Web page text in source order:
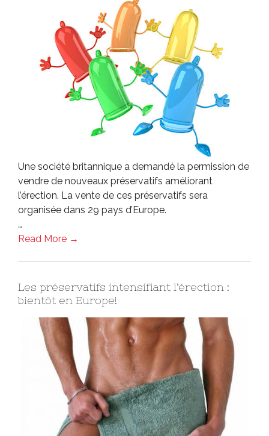
Une société britannique a demandé la permission de
vendre de nouveaux préservatifs améliorant
l’érection. La vente de ces préservatifs sera
organisée dans 29 pays d’Europe.
…
Read More →
Les préservatifs intensifiant l’érection :
bientôt en Europe!